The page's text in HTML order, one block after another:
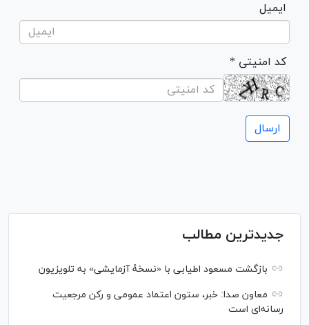
ایمیل
* کد امنیتی
جدیدترین مطالب
بازگشت مسعود اطیابی با «نسخهٔ آزمایشی» به تلویزیون
معاون صدا: خبر، ستون اعتماد عمومی و رکن مرجعیت
رسانه‌ای است